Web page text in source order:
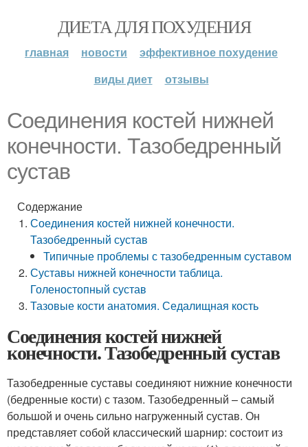
ДИЕТА ДЛЯ ПОХУДЕНИЯ
главная новости
эффективное похудение
виды диет
отзывы
Соединения костей нижней
конечности. Тазобедренный
сустав
Содержание
Соединения костей нижней конечности.
Тазобедренный сустав
Типичные проблемы с тазобедренным суставом
Суставы нижней конечности таблица.
Голеностопный сустав
Тазовые кости анатомия. Седалищная кость
Соединения костей нижней
конечности. Тазобедренный сустав
Тазобедренные суставы соединяют нижние конечности
(бедренные кости) с тазом. Тазобедренный – самый
большой и очень сильно нагруженный сустав. Он
представляет собой классический шарнир: состоит из